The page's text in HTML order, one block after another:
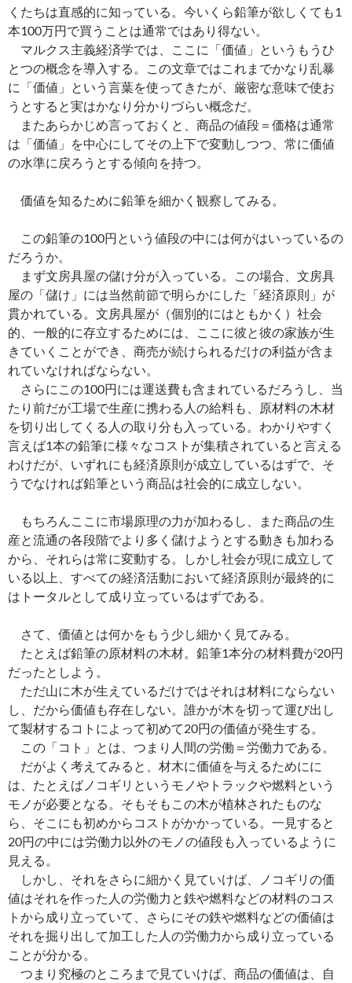
くたちは直感的に知っている。今いくら鉛筆が欲しくても1
本100万円で買うことは通常ではあり得ない。
マルクス主義経済学では、ここに「価値」というもうひ
とつの概念を導入する。この文章ではこれまでかなり乱暴
に「価値」という言葉を使ってきたが、厳密な意味で使お
うとすると実はかなり分かりづらい概念だ。
またあらかじめ言っておくと、商品の値段＝価格は通常
は「価値」を中心にしてその上下で変動しつつ、常に価値
の水準に戻ろうとする傾向を持つ。
価値を知るために鉛筆を細かく観察してみる。
この鉛筆の100円という値段の中には何がはいっているの
だろうか。
まず文房具屋の儲け分が入っている。この場合、文房具
屋の「儲け」には当然前節で明らかにした「経済原則」が
貫かれている。文房具屋が（個別的にはともかく）社会
的、一般的に存立するためには、ここに彼と彼の家族が生
きていくことができ、商売が続けられるだけの利益が含ま
れていなければならない。
さらにこの100円には運送費も含まれているだろうし、当
たり前だが工場で生産に携わる人の給料も、原材料の木材
を切り出してくる人の取り分も入っている。わかりやすく
言えば1本の鉛筆に様々なコストが集積されていると言える
わけだが、いずれにも経済原則が成立しているはずで、そ
うでなければ鉛筆という商品は社会的に成立しない。
もちろんここに市場原理の力が加わるし、また商品の生
産と流通の各段階でより多く儲けようとする動きも加わる
から、それらは常に変動する。しかし社会が現に成立して
いる以上、すべての経済活動において経済原則が最終的に
はトータルとして成り立っているはずである。
さて、価値とは何かをもう少し細かく見てみる。
たとえば鉛筆の原材料の木材。鉛筆1本分の材料費が20円
だったとしよう。
ただ山に木が生えているだけではそれは材料にならない
し、だから価値も存在しない。誰かが木を切って運び出し
て製材するコトによって初めて20円の価値が発生する。
この「コト」とは、つまり人間の労働＝労働力である。
だがよく考えてみると、材木に価値を与えるためにに
は、たとえばノコギリというモノやトラックや燃料という
モノが必要となる。そもそもこの木が植林されたものな
ら、そこにも初めからコストがかかっている。一見すると
20円の中には労働力以外のモノの値段も入っているように
見える。
しかし、それをさらに細かく見ていけば、ノコギリの価
値はそれを作った人の労働力と鉄や燃料などの材料のコス
トから成り立っていて、さらにその鉄や燃料などの価値は
それを掘り出して加工した人の労働力から成り立っている
ことが分かる。
つまり究極のところまで見ていけば、商品の価値は、自